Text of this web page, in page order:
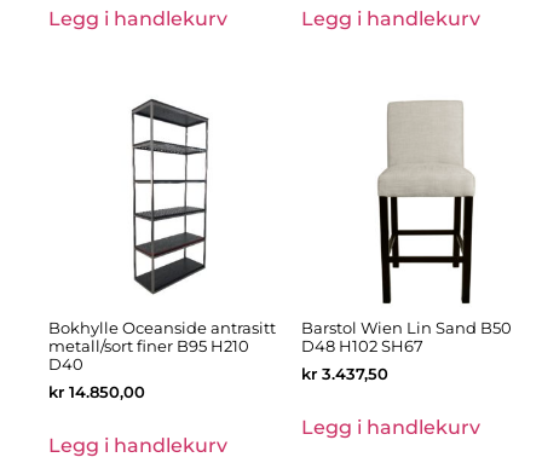
Legg i handlekurv Legg i handlekurv
Bokhylle Oceanside antrasitt
metall/sort finer B95 H210
D40
kr 14.850,00
Legg i handlekurv
Barstol Wien Lin Sand B50
D48 H102 SH67
kr 3.437,50
Legg i handlekurv